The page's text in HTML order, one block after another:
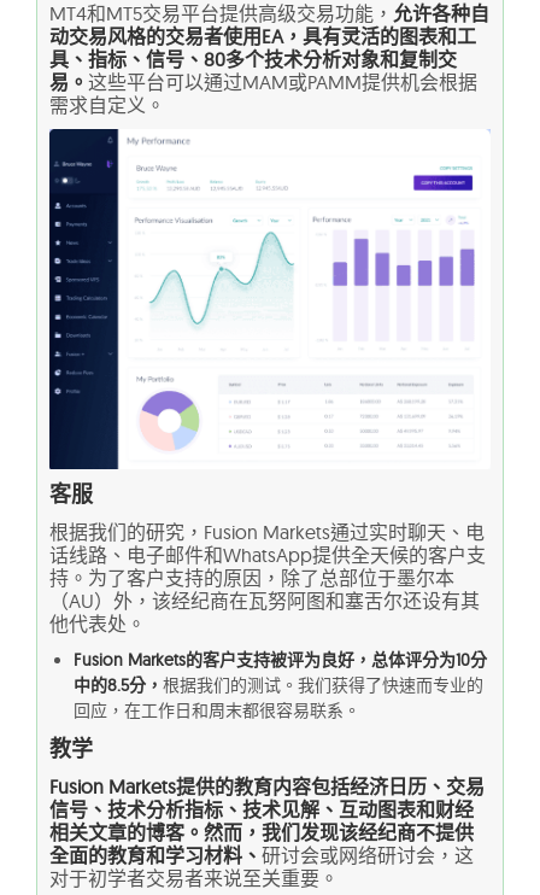
MT4和MT5交易平台提供高级交易功能， 允许各种自
动交易风格的交易者使用EA，具有灵活的图表和工
具、指标、信号、80多个技术分析对象和复制交
易。 这些平台可以通过MAM或PAMM提供机会根据
需求自定义。
客服
根据我们的研究，Fusion Markets通过实时聊天、电
话线路、电子邮件和WhatsApp提供全天候的客户支
持。为了客户支持的原因，除了总部位于墨尔本
（AU）外，该经纪商在瓦努阿图和塞舌尔还设有其
他代表处。
Fusion Markets的客户支持被评为良好，总体评分为10分
中的8.5分， 根据我们的测试。我们获得了快速而专业的
回应，在工作日和周末都很容易联系。
教学
Fusion Markets提供的教育内容包括经济日历、交易
信号、技术分析指标、技术见解、互动图表和财经
相关文章的博客。然而，我们发现该经纪商不提供
全面的教育和学习材料、 研讨会或网络研讨会，这
对于初学者交易者来说至关重要。